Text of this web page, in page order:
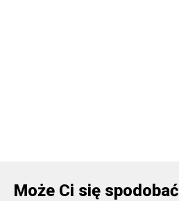
Może Ci się spodobać